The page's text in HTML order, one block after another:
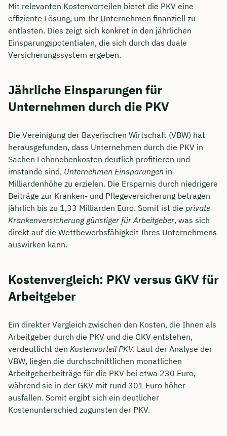
Mit relevanten Kostenvorteilen bietet die PKV eine
effiziente Lösung, um Ihr Unternehmen finanziell zu
entlasten. Dies zeigt sich konkret in den jährlichen
Einsparungspotentialen, die sich durch das duale
Versicherungssystem ergeben.
Jährliche Einsparungen für
Unternehmen durch die PKV
Die Vereinigung der Bayerischen Wirtschaft (VBW) hat
herausgefunden, dass Unternehmen durch die PKV in
Sachen Lohnnebenkosten deutlich profitieren und
imstande sind, Unternehmen Einsparungen in
Milliardenhöhe zu erzielen. Die Ersparnis durch niedrigere
Beiträge zur Kranken- und Pflegeversicherung betragen
jährlich bis zu 1,33 Milliarden Euro. Somit ist die private
Krankenversicherung günstiger für Arbeitgeber, was sich
direkt auf die Wettbewerbsfähigkeit Ihres Unternehmens
auswirken kann.
Kostenvergleich: PKV versus GKV für
Arbeitgeber
Ein direkter Vergleich zwischen den Kosten, die Ihnen als
Arbeitgeber durch die PKV und die GKV entstehen,
verdeutlicht den Kostenvorteil PKV. Laut der Analyse der
VBW, liegen die durchschnittlichen monatlichen
Arbeitgeberbeiträge für die PKV bei etwa 230 Euro,
während sie in der GKV mit rund 301 Euro höher
ausfallen. Somit ergibt sich ein deutlicher
Kostenunterschied zugunsten der PKV.